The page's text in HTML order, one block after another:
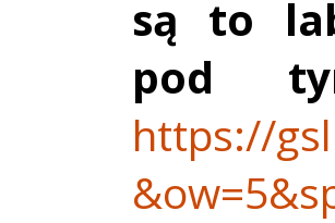
są to
pod
https://